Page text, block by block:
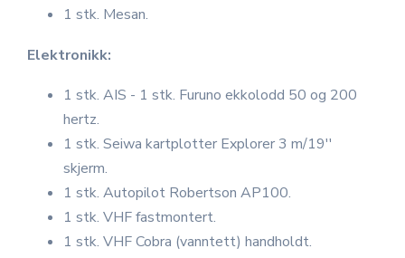
1 stk. Mesan.
Elektronikk:
1 stk. AIS - 1 stk. Furuno ekkolodd 50 og 200
hertz.
1 stk. Seiwa kartplotter Explorer 3 m/19''
skjerm.
1 stk. Autopilot Robertson AP100.
1 stk. VHF fastmontert.
1 stk. VHF Cobra (vanntett) handholdt.